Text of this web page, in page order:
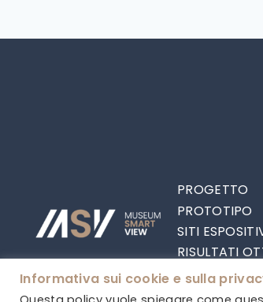
PROGETTO
PROTOTIPO
SITI
RISULTATI
PARTNER
CONTATTI
Informativa sui cookie e sulla